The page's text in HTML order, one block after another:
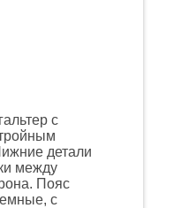
с
детали
между
Пояс
с